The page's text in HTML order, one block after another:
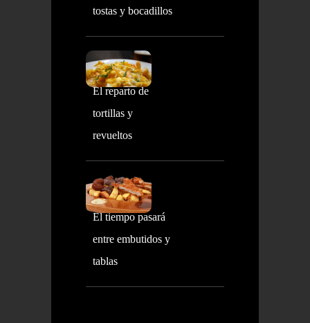
tostas y bocadillos
El reparto de
tortillas y
revueltos
El tiempo pasará
entre embutidos y
tablas